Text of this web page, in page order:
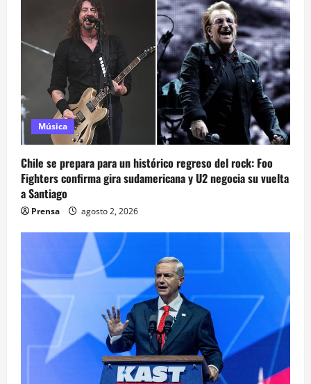
Música
Chile se prepara para un histórico regreso del rock: Foo
Fighters confirma gira sudamericana y U2 negocia su vuelta
a Santiago
Prensa agosto 2, 2026